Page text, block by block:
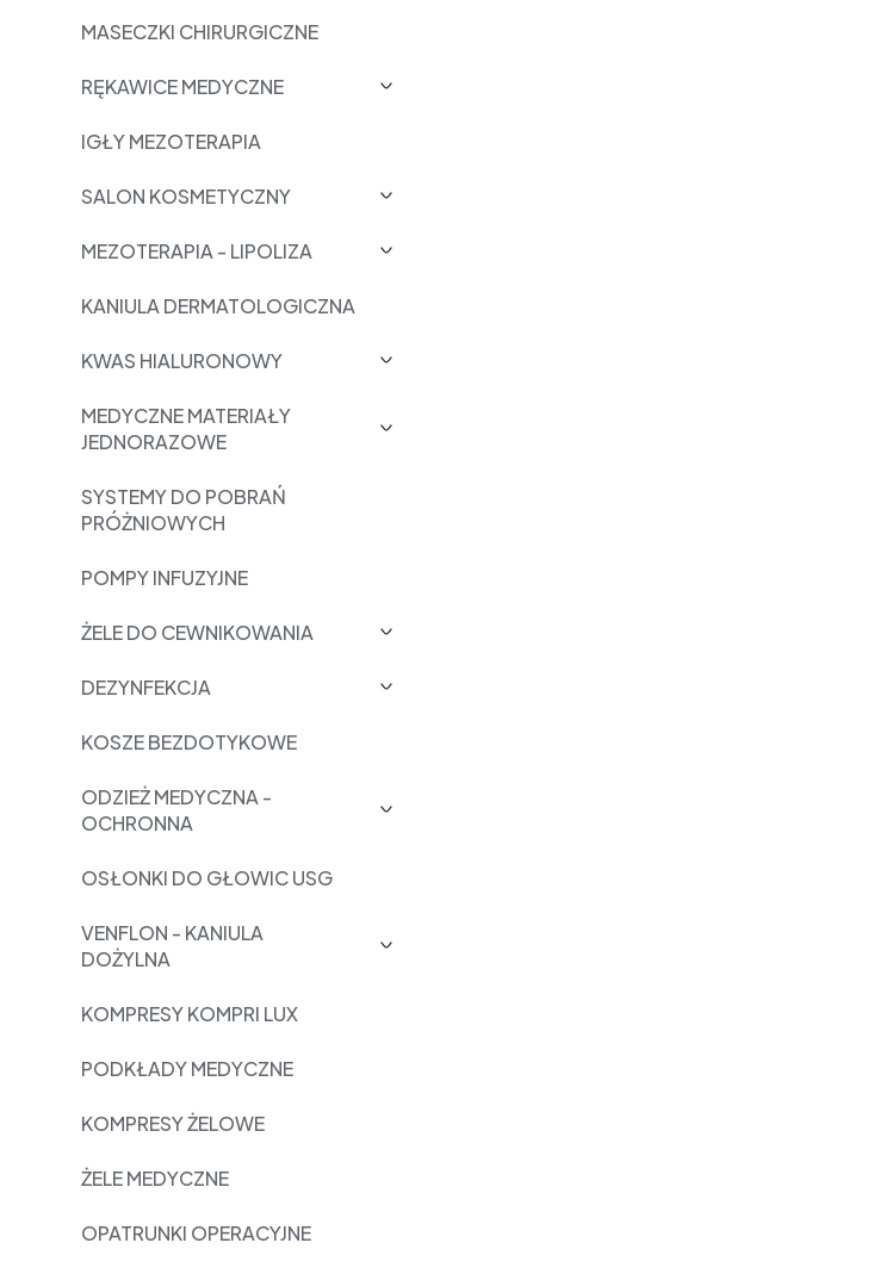
MASECZKI CHIRURGICZNE
RĘKAWICE MEDYCZNE
IGŁY MEZOTERAPIA
SALON KOSMETYCZNY
MEZOTERAPIA - LIPOLIZA
KANIULA DERMATOLOGICZNA
KWAS HIALURONOWY
MEDYCZNE MATERIAŁY
JEDNORAZOWE
SYSTEMY DO POBRAŃ
PRÓŻNIOWYCH
POMPY INFUZYJNE
ŻELE DO CEWNIKOWANIA
DEZYNFEKCJA
KOSZE BEZDOTYKOWE
ODZIEŻ MEDYCZNA -
OCHRONNA
OSŁONKI DO GŁOWIC USG
VENFLON - KANIULA
DOŻYLNA
KOMPRESY KOMPRI LUX
PODKŁADY MEDYCZNE
KOMPRESY ŻELOWE
ŻELE MEDYCZNE
OPATRUNKI OPERACYJNE